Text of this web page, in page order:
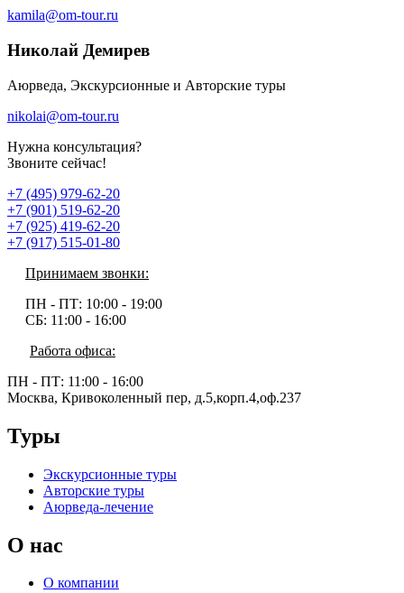
kamila@om-tour.ru
Николай Демирев
Аюрведа, Экскурсионные и Авторские туры
nikolai@om-tour.ru
Нужна консультация?
Звоните сейчас!
+7 (495) 979-62-20
+7 (901) 519-62-20
+7 (925) 419-62-20
+7 (917) 515-01-80
Принимаем звонки:
ПН - ПТ: 10:00 - 19:00
СБ: 11:00 - 16:00
Работа офиса:
ПН - ПТ: 11:00 - 16:00
Москва, Кривоколенный пер, д.5,корп.4,оф.237
Туры
Экскурсионные туры
Авторские туры
Аюрведа-лечение
О нас
О компании